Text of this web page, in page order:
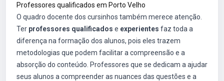
Professores qualificados em Porto Velho
O quadro docente dos cursinhos também merece atenção.
Ter professores qualificados e experientes faz toda a
diferença na formação dos alunos, pois eles trazem
metodologias que podem facilitar a compreensão e a
absorção do conteúdo. Professores que se dedicam a ajudar
seus alunos a compreender as nuances das questões e a